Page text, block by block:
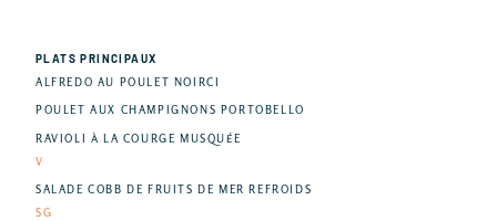
PLATS PRINCIPAUX
ALFREDO AU POULET NOIRCI
POULET AUX CHAMPIGNONS PORTOBELLO
RAVIOLI À LA COURGE MUSQUÉE
V
SALADE COBB DE FRUITS DE MER REFROIDS
SG